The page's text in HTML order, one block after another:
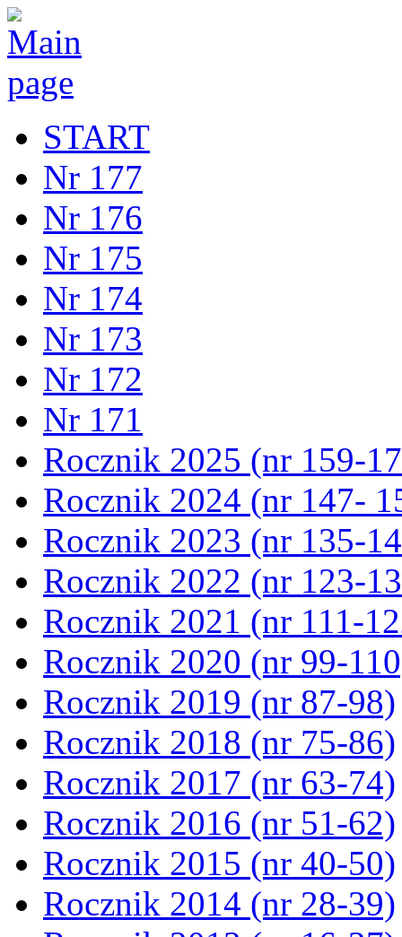
START
Nr 177
Nr 176
Nr 175
Nr 174
Nr 173
Nr 172
Nr 171
Rocznik 2025 (nr 159-
Rocznik 2024 (nr 147-
Rocznik 2023 (nr 135-
Rocznik 2022 (nr 123-
Rocznik 2021 (nr 111-
Rocznik 2020 (nr 99-
Rocznik 2019 (nr 87-98)
Rocznik 2018 (nr 75-86)
Rocznik 2017 (nr 63-74)
Rocznik 2016 (nr 51-62)
Rocznik 2015 (nr 40-50)
Rocznik 2014 (nr 28-39)